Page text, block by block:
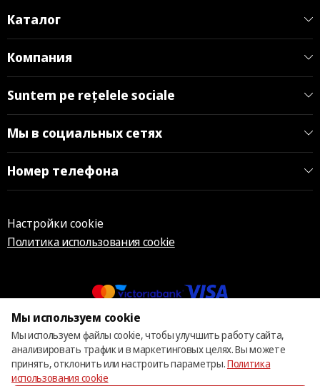
Каталог
Компания
Suntem pe rețelele sociale
Мы в социальных сетях
Номер телефона
Настройки cookie
Политика использования cookie
© 2013 – 2026 ECOM
Мы используем cookie
Мы используем файлы cookie, чтобы улучшить работу сайта,
анализировать трафик и в маркетинговых целях. Вы можете
принять, отклонить или настроить параметры.Политика
использования cookie